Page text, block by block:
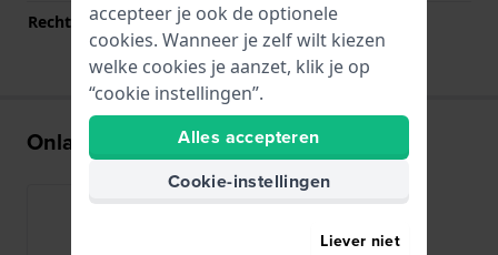
Rechte bandaanzet
Nee
Onlangs bekeken
accepteer je ook de optionele
cookies. Wanneer je zelf wilt kiezen
welke cookies je aanzet, klik je op
“cookie instellingen”.
Alles accepteren
Cookie-instellingen
Liever niet